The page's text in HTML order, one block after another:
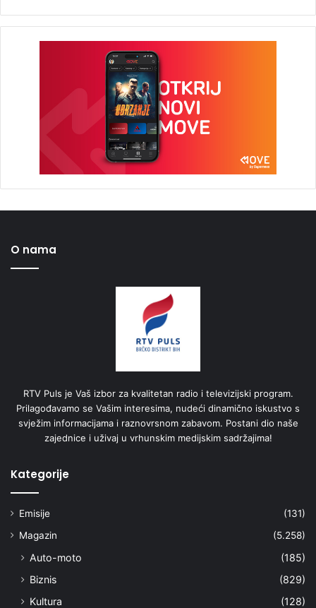
O nama
RTV Puls je Vaš izbor za kvalitetan radio i televizijski program.
Prilagođavamo se Vašim interesima, nudeći dinamično iskustvo s
svježim informacijama i raznovrsnom zabavom. Postani dio naše
zajednice i uživaj u vrhunskim medijskim sadržajima!
Kategorije
Emisije
(131)
Magazin
(5.258)
Auto-moto
(185)
Biznis
(829)
Kultura
(128)